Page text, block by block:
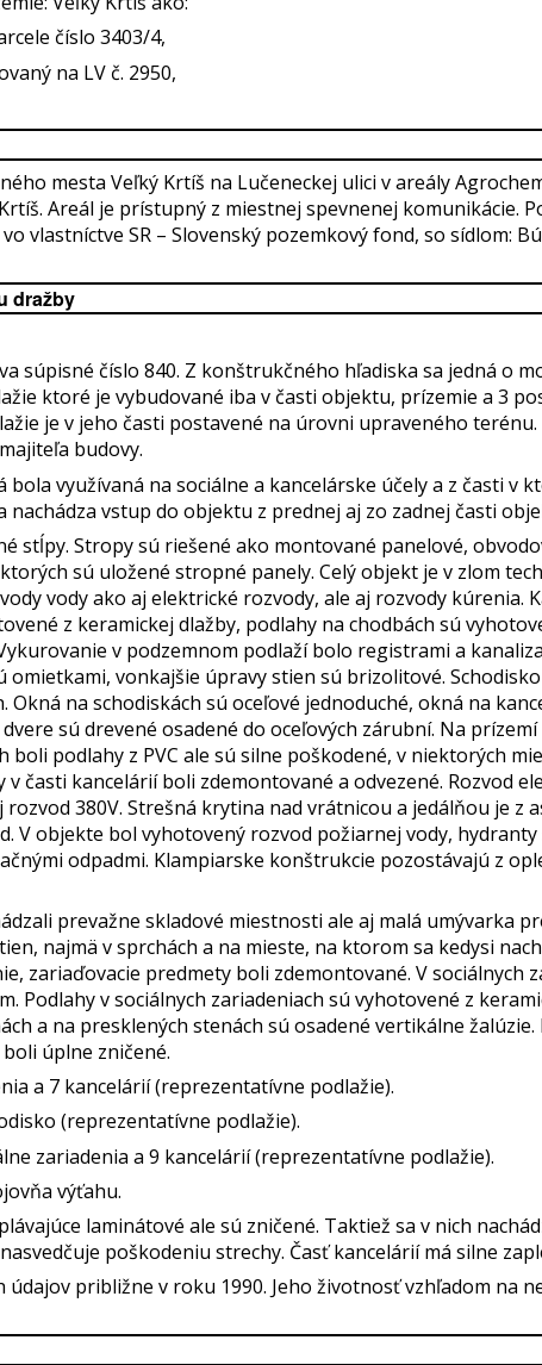
číslo 3403/4,
na LV č. 2950,
mesta Veľký Krtíš na Lučeneckej ulici v areály
Areál je prístupný z miestnej spevnenej komunikácie.
vlastníctve SR – Slovenský pozemkový fond, so sídlom:
dražby
súpisné číslo 840. Z konštrukčného hľadiska sa jedná o
ktoré je vybudované iba v časti objektu, prízemie a 3
je v jeho časti postavené na úrovni upraveného
budovy.
využívaná na sociálne a kancelárske účely a z časti v
vstup do objektu z prednej aj zo zadnej časti
stĺpy. Stropy sú riešené ako montované panelové,
sú uložené stropné panely. Celý objekt je v zlom
vody ako aj elektrické rozvody, ale aj rozvody kúrenia.
z keramickej dlažby, podlahy na chodbách sú
v podzemnom podlaží bolo registrami a
vonkajšie úpravy stien sú brizolitové.
na schodiskách sú oceľové jednoduché, okná na
sú drevené osadené do oceľových zárubní. Na
podlahy z PVC ale sú silne poškodené, v niektorých
časti kancelárií boli zdemontované a odvezené. Rozvod
380V. Strešná krytina nad vrátnicou a jedálňou je z
V objekte bol vyhotovený rozvod požiarnej vody,
odpadmi. Klampiarske konštrukcie pozostávajú z
prevažne skladové miestnosti ale aj malá umývarka
najmä v sprchách a na mieste, na ktorom sa kedysi
zariaďovacie predmety boli zdemontované. V sociálnych
Podlahy v sociálnych zariadeniach sú vyhotovené z
a na presklených stenách sú osadené vertikálne žalúzie.
úplne zničené.
a 7 kancelárií (reprezentatívne podlažie).
(reprezentatívne podlažie).
zariadenia a 9 kancelárií (reprezentatívne podlažie).
výťahu.
laminátové ale sú zničené. Taktiež sa v nich
poškodeniu strechy. Časť kancelárií má silne
približne v roku 1990. Jeho životnosť vzhľadom na